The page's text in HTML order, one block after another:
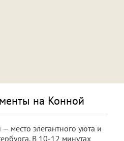
на Конной
место элегантного уюта и
В 10-12 минутах